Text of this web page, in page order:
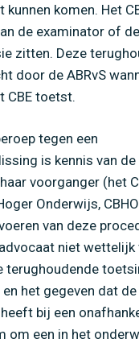
komen. Het
de examinator of de
zitten. Deze
door de ABRvS
CBE toetst.
tegen een
is kennis van
voorganger (het
Onderwijs,
van deze
niet wettelijk
terughoudende
en het gegeven dat
bij een
om een in het